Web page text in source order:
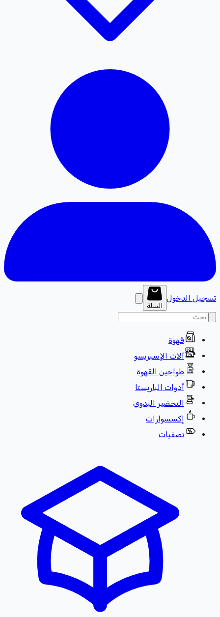
تسجيل الدخول
السلة
قهوة
آلات الإسبريسو
طواحين القهوة
أدوات الباريستا
التحضير اليدوي
إكسسوارات
تصفيات